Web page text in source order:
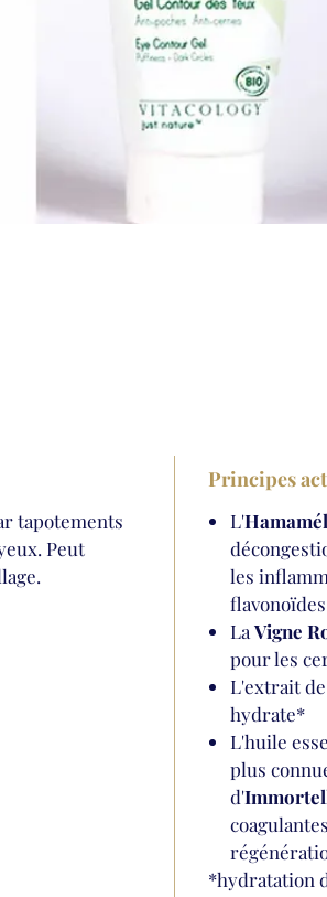
tapotements
Peut
Principes
L'
les
flavonoïdes
LaVigne
pour les
L'extrait
hydrate*
L'huile
plus
d'
*hydratation